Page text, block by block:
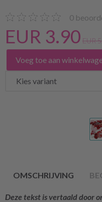
0
EUR 3.90 EUR
Voeg toe aan
OMSCHRIJVING
Deze tekst is vertaald door